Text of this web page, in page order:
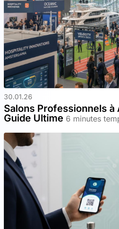
30.01.26
Salons Professionnels
Guide Ultime 6 minutes